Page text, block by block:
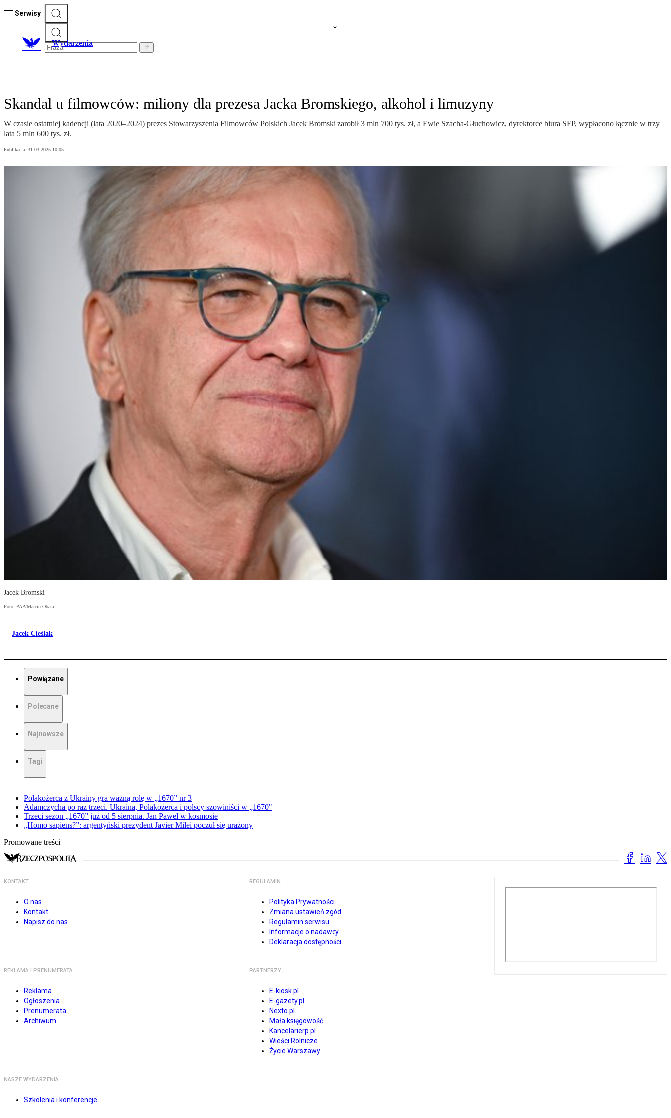
Serwisy
Wydarzenia
Skandal u filmowców: miliony dla prezesa Jacka Bromskiego, alkohol i limuzyny
W czasie ostatniej kadencji (lata 2020–2024) prezes Stowarzyszenia Filmowców Polskich Jacek Bromski zarobił 3 mln 700 tys. zł, a Ewie Szacha-Głuchowicz, dyrektorce biura SFP, wypłacono łącznie w trzy
lata 5 mln 600 tys. zł.
Publikacja: 31.03.2025 10:05
Jacek Bromski
Foto: PAP/Marcin Obara
Jacek Cieślak
Powiązane
Polecane
Najnowsze
Tagi
Polakożerca z Ukrainy gra ważną rolę w „1670” nr 3
Adamczycha po raz trzeci. Ukraina, Polakożerca i polscy szowiniści w „1670"
Trzeci sezon „1670” już od 5 sierpnia. Jan Paweł w kosmosie
„Homo sapiens?”: argentyński prezydent Javier Milei poczuł się urażony
Promowane treści
KONTAKT
O nas
Kontakt
Napisz do nas
REGULAMIN
Polityka Prywatności
Zmiana ustawień zgód
Regulamin serwisu
Informacje o nadawcy
Deklaracja dostępności
REKLAMA I PRENUMERATA
Reklama
Ogłoszenia
Prenumerata
Archiwum
PARTNERZY
E-kiosk.pl
E-gazety.pl
Nexto.pl
Mała księgowość
Kancelarierp.pl
Wieści Rolnicze
Życie Warszawy
NASZE WYDARZENIA
Szkolenia i konferencje